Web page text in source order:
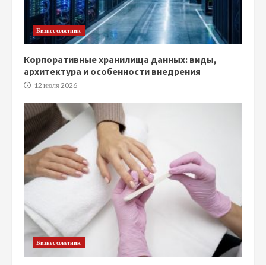
Бизнес советник
Корпоративные хранилища данных: виды,
архитектура и особенности внедрения
12 июля 2026
Бизнес советник